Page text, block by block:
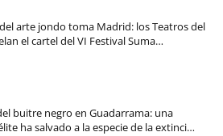
arte jondo toma Madrid: los Teatros del
el cartel del VI Festival Suma…
buitre negro en Guadarrama: una
ha salvado a la especie de la extinci…